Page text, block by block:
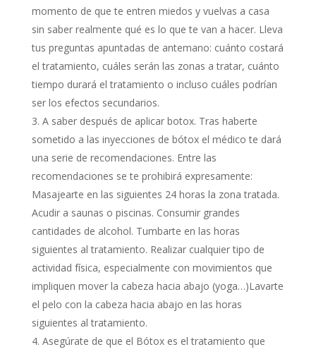
momento de que te entren miedos y vuelvas a casa
sin saber realmente qué es lo que te van a hacer. Lleva
tus preguntas apuntadas de antemano: cuánto costará
el tratamiento, cuáles serán las zonas a tratar, cuánto
tiempo durará el tratamiento o incluso cuáles podrían
ser los efectos secundarios.
A saber después de aplicar botox. Tras haberte
sometido a las inyecciones de bótox el médico te dará
una serie de recomendaciones. Entre las
recomendaciones se te prohibirá expresamente:
Masajearte en las siguientes 24 horas la zona tratada.
Acudir a saunas o piscinas. Consumir grandes
cantidades de alcohol. Tumbarte en las horas
siguientes al tratamiento. Realizar cualquier tipo de
actividad física, especialmente con movimientos que
impliquen mover la cabeza hacia abajo (yoga…)Lavarte
el pelo con la cabeza hacia abajo en las horas
siguientes al tratamiento.
Asegúrate de que el Bótox es el tratamiento que